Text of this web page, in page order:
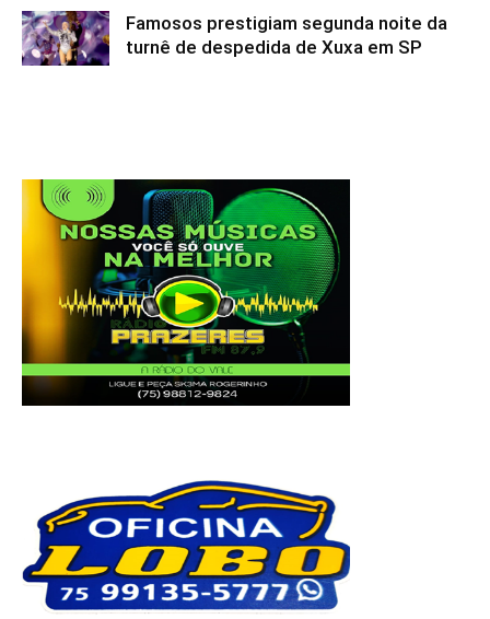
Famosos prestigiam segunda noite da
turnê de despedida de Xuxa em SP